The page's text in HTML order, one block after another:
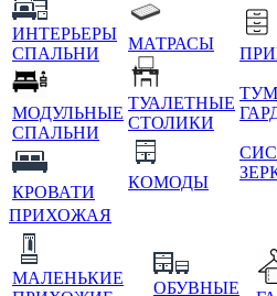
ИНТЕРЬЕРЫ
СПАЛЬНИ
МОДУЛЬНЫЕ
СПАЛЬНИ
КРОВАТИ
МАТРАСЫ
ТУАЛЕТНЫЕ
СТОЛИКИ
КОМОДЫ
ПРИХОЖАЯ
МАЛЕНЬКИЕ
ОБУВНЫЕ